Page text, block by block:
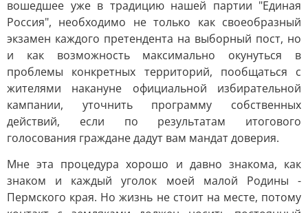
вошедшее уже в традицию нашей партии "Единая
Россия", необходимо не только как своеобразный
экзамен каждого претендента на выборный пост, но
и как возможность максимально окунуться в
проблемы конкретных территорий, пообщаться с
жителями накануне официальной избирательной
кампании, уточнить программу собственных
действий, если по результатам итогового
голосования граждане дадут вам мандат доверия.
Мне эта процедура хорошо и давно знакома, как
знаком и каждый уголок моей малой Родины -
Пермского края. Но жизнь не стоит на месте, потому